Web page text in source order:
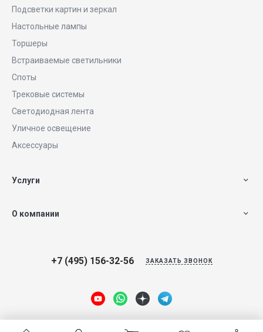
Подсветки картин и зеркал
Настольные лампы
Торшеры
Встраиваемые светильники
Споты
Трековые системы
Светодиодная лента
Уличное освещение
Аксессуары
Услуги
О компании
+7 (495) 156-32-56 ЗАКАЗАТЬ ЗВОНОК